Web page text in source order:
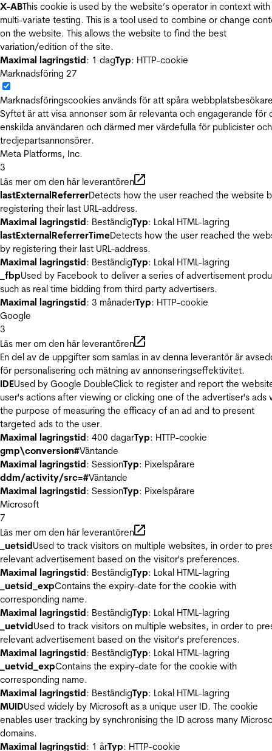
X-ABThis cookie is used by the website’s operator in context with
multi-variate testing. This is a tool used to combine or change
on the website. This allows the website to find the best
variation/edition of the site.
Maximal lagringstid: 1 dagTyp: HTTP-cookie
Marknadsföring 27
Marknadsföringscookies används för att spåra
Syftet är att visa annonser som är relevanta och engagerande för
enskilda användaren och därmed mer värdefulla för publicister och
tredjepartsannonsörer.
Meta Platforms, Inc.
3
Läs mer om den här leverantören
lastExternalReferrerDetects how the user reached the website
registering their last URL-address.
Maximal lagringstid: BeständigTyp: Lokal HTML-lagring
lastExternalReferrerTimeDetects how the user reached the
by registering their last URL-address.
Maximal lagringstid: BeständigTyp: Lokal HTML-lagring
_fbpUsed by Facebook to deliver a series of advertisement
such as real time bidding from third party advertisers.
Maximal lagringstid: 3 månaderTyp: HTTP-cookie
Google
3
Läs mer om den här leverantören
En del av de uppgifter som samlas in av denna leverantör är
för personalisering och mätning av annonseringseffektivitet.
IDEUsed by Google DoubleClick to register and report the
user's actions after viewing or clicking one of the advertiser's ads
the purpose of measuring the efficacy of an ad and to present
targeted ads to the user.
Maximal lagringstid: 400 dagarTyp: HTTP-cookie
gmp\conversion#Väntande
Maximal lagringstid: SessionTyp: Pixelspårare
ddm/activity/src=#Väntande
Maximal lagringstid: SessionTyp: Pixelspårare
Microsoft
7
Läs mer om den här leverantören
_uetsidUsed to track visitors on multiple websites, in order to
relevant advertisement based on the visitor's preferences.
Maximal lagringstid: BeständigTyp: Lokal HTML-lagring
_uetsid_expContains the expiry-date for the cookie with
corresponding name.
Maximal lagringstid: BeständigTyp: Lokal HTML-lagring
_uetvidUsed to track visitors on multiple websites, in order to
relevant advertisement based on the visitor's preferences.
Maximal lagringstid: BeständigTyp: Lokal HTML-lagring
_uetvid_expContains the expiry-date for the cookie with
corresponding name.
Maximal lagringstid: BeständigTyp: Lokal HTML-lagring
MUIDUsed widely by Microsoft as a unique user ID. The cookie
enables user tracking by synchronising the ID across many
domains.
Maximal lagringstid: 1 årTyp: HTTP-cookie